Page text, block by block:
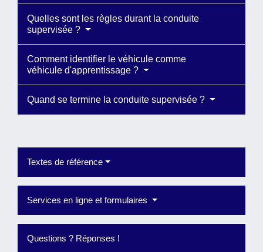
Quelles sont les règles durant la conduite
supervisée ?
Comment identifier le véhicule comme
véhicule d'apprentissage ?
Quand se termine la conduite supervisée ?
Textes de référence
Services en ligne et formulaires
Questions ? Réponses !